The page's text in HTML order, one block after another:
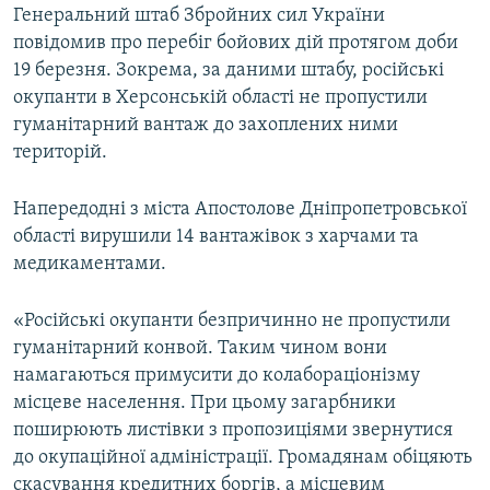
Усі сайти RFE/RL
Генеральний штаб Збройних сил України
повідомив про перебіг бойових дій протягом доби
19 березня. Зокрема, за даними штабу, російські
окупанти в Херсонській області не пропустили
гуманітарний вантаж до захоплених ними
територій.
Напередодні з міста Апостолове Дніпропетровської
області вирушили 14 вантажівок з харчами та
медикаментами.
«Російські окупанти безпричинно не пропустили
гуманітарний конвой. Таким чином вони
намагаються примусити до колабораціонізму
місцеве населення. При цьому загарбники
поширюють листівки з пропозиціями звернутися
до окупаційної адміністрації. Громадянам обіцяють
скасування кредитних боргів, а місцевим